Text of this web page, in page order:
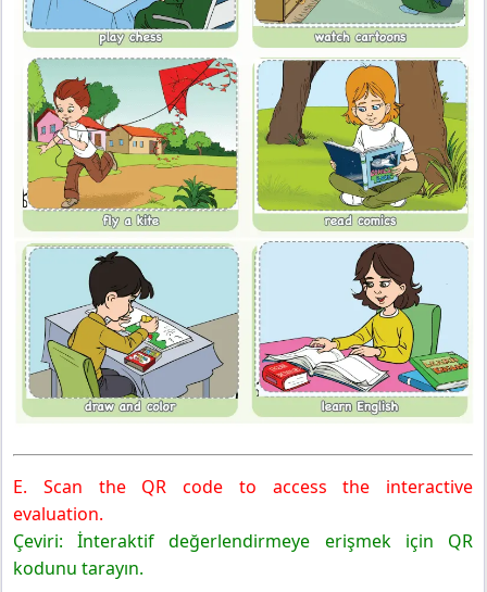
E. Scan the QR code to access the interactive
evaluation.
Çeviri: İnteraktif değerlendirmeye erişmek için QR
kodunu tarayın.